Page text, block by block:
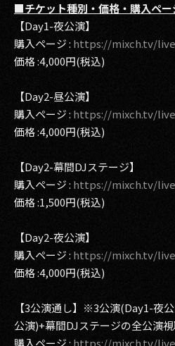
■チケット種別・価格・購入ペー
【Day1-夜公演】
購入ページ : https://mixch.tv/
価格 :4,000円(税込)
【Day2-昼公演】
購入ページ : https://mixch.tv/
価格 :4,000円(税込)
【Day2-幕間DJステージ】
購入ページ : https://mixch.tv/
価格 :1,500円(税込)
【Day2-夜公演】
購入ページ : https://mixch.tv/
価格 :4,000円(税込)
【3公演通し】※3公演(Day1-夜
公演)+幕間DJステージの全公演
購入ページ : https://mixch.tv/